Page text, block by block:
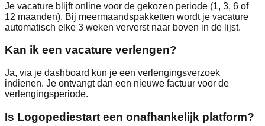
Je vacature blijft online voor de gekozen periode (1, 3, 6 of
12 maanden). Bij meermaandspakketten wordt je vacature
automatisch elke 3 weken ververst naar boven in de lijst.
Kan ik een vacature verlengen?
Ja, via je dashboard kun je een verlengingsverzoek
indienen. Je ontvangt dan een nieuwe factuur voor de
verlengingsperiode.
Is Logopediestart een onafhankelijk platform?